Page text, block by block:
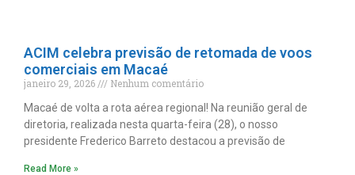
ACIM celebra previsão de retomada de voos
comerciais em Macaé
janeiro 29, 2026
Nenhum comentário
Macaé de volta a rota aérea regional! Na reunião geral de
diretoria, realizada nesta quarta-feira (28), o nosso
presidente Frederico Barreto destacou a previsão de
Read More »